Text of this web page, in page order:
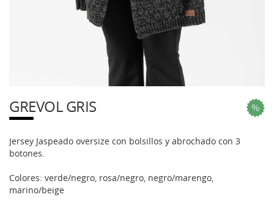
GREVOL GRIS
Jersey Jaspeado oversize con bolsillos y abrochado con 3
botones.
Colores: verde/negro, rosa/negro, negro/marengo,
marino/beige